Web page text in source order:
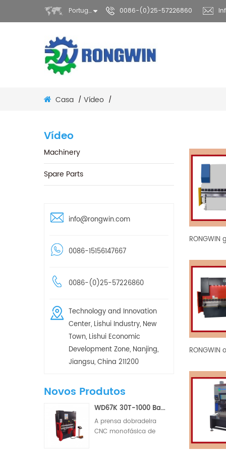
Português 0086-(0)25-57226860
Casa / Vídeo /
Vídeo
Machinery
Spare Parts
info@rongwin.com
0086-15156147667
0086-(0)25-57226860
Technology and Innovation
Center, Lishui Industry, New
Town, Lishui Economic
Development Zone, Nanjing,
Jiangsu, China 211200
Novos Produtos
WD67K 30T-1000 Barra de Torção Hidráulica Pequena para Prensa Dobradeira CNC de Dois/Três Eixos
A prensa dobradeira
CNC monofásica de